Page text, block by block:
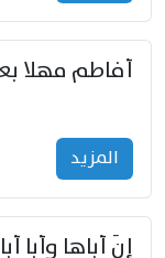
المزید
إنّ أباها وأبا